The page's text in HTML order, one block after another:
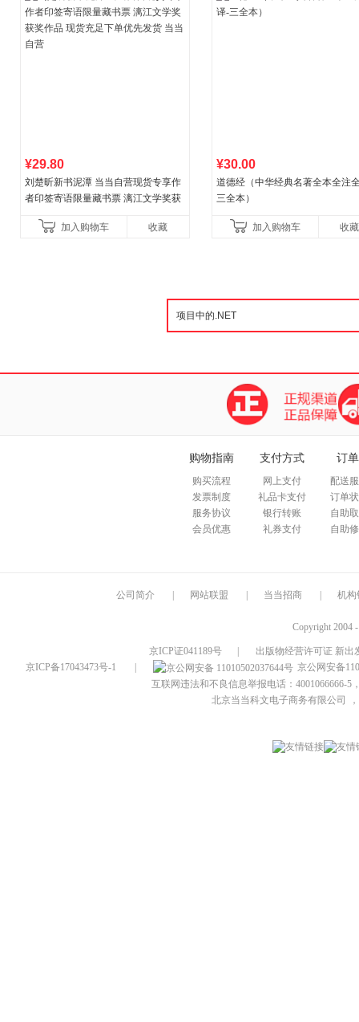
¥29.80
刘楚昕新书泥潭 当当自营现货专享作
者印签寄语限量藏书票 漓江文学奖获
加入购物车 收藏
¥30.00
道德经（中华经典名著全本全注
三全本）
加入购物车 收藏
购物指南
购买流程
发票制度
服务协议
会员优惠
支付方式
网上支付
礼品卡支付
银行转账
礼券支付
订
配送
订单
自助
自助
公司简介 网站联盟 当当招商 机构
Copyright 2004
京ICP证041189号
出版物经营许可证 新出
京ICP备17043473号-1
京公网安备
互联网违法和不良信息举报电话：4001066666-5
北京当当科文电子商务有限公司